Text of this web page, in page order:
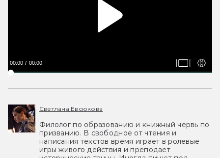
00:00 00:00
Светлана Евсюкова
Филолог по образованию и книжный червь по
призванию. В свободное от чтения и
написания текстов время играет в ролевые
игры живого действия и преподает